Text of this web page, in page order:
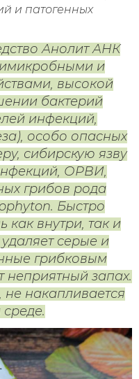
и патогенных
Анолит АНК
и
высокой
бактерий
инфекций,
особо опасных
сибирскую язву
ОРВИ,
грибов рода
Быстро
как внутри, так и
серые и
грибковым
неприятный запах.
не накапливается